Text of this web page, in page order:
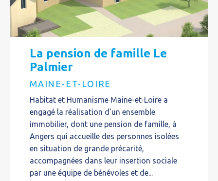
La pension de famille Le
Palmier
MAINE-ET-LOIRE
Habitat et Humanisme Maine-et-Loire a
engagé la réalisation d’un ensemble
immobilier, dont une pension de famille, à
Angers qui accueille des personnes isolées
en situation de grande précarité,
accompagnées dans leur insertion sociale
par une équipe de bénévoles et de...